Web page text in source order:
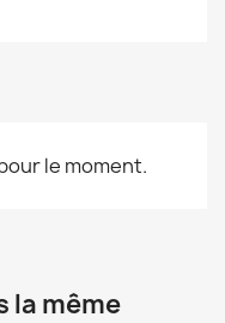
le moment.
la même